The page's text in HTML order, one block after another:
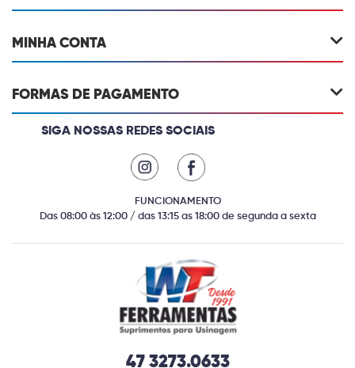
MINHA CONTA
FORMAS DE PAGAMENTO
SIGA NOSSAS REDES SOCIAIS
FUNCIONAMENTO
Das 08:00 às 12:00 / das 13:15 as 18:00 de segunda a sexta
47 3273.0633